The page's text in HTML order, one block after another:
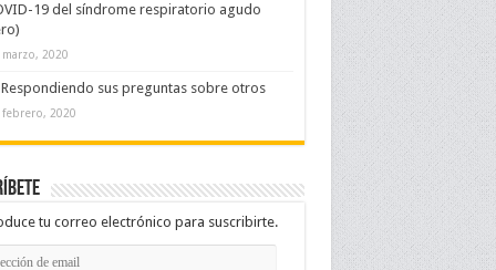
19 del síndrome respiratorio agudo
2020
Respondiendo sus preguntas sobre otros
febrero, 2020
tu correo electrónico para suscribirte.